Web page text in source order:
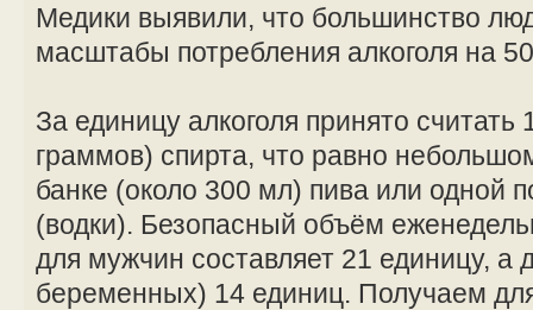
Медики выявили, что большинство
масштабы потребления алкоголя на
За единицу алкоголя принято
граммов) спирта, что равно
банке (около 300 мл) пива или одной
(водки). Безопасный объём
для мужчин составляет 21 единицу, а
беременных) 14 единиц. Получаем